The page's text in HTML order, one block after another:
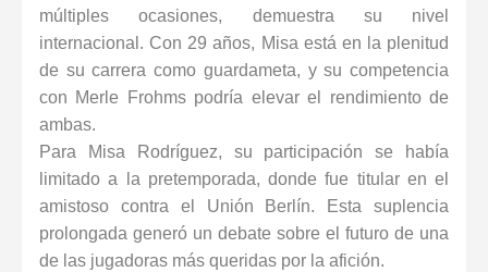
múltiples ocasiones, demuestra su nivel
internacional. Con 29 años, Misa está en la plenitud
de su carrera como guardameta, y su competencia
con Merle Frohmspodría elevar el rendimiento de
ambas.
Para
Misa Rodríguez, su participación se había
limitado a la pretemporada, donde fue titular en el
amistoso contra el Unión Berlín. Esta suplencia
prolongada generó un debate sobre el futuro de una
de las jugadoras más queridas por la afición.